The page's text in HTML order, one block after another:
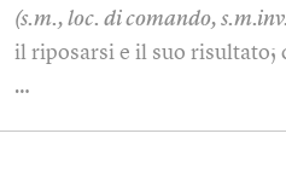
(s.m., loc. di comando,
il riposarsi e il suo risultato;
…